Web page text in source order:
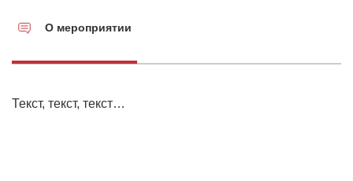
О мероприятии
Текст, текст, текст…